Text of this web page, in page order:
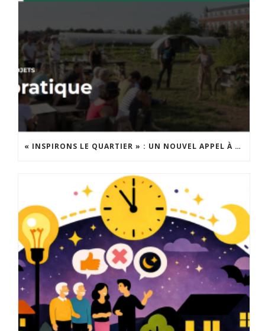
« INSPIRONS LE QUARTIER » : UN NOUVEL APPEL À PROJETS EST LANCÉ !